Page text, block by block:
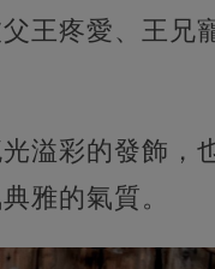
王疼愛、王兄
溢彩的發飾，
雅的氣質。